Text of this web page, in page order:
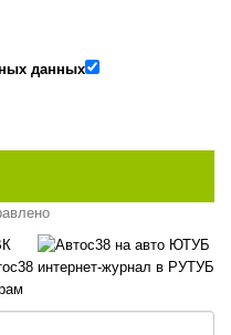
данных